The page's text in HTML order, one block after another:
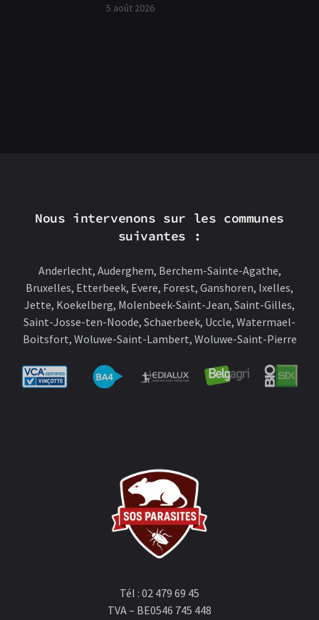
5 août 2026
Nous intervenons sur les communes
suivantes :
Anderlecht, Auderghem, Berchem-Sainte-Agathe,
Bruxelles, Etterbeek, Evere, Forest, Ganshoren, Ixelles,
Jette, Koekelberg, Molenbeek-Saint-Jean, Saint-Gilles,
Saint-Josse-ten-Noode, Schaerbeek, Uccle, Watermael-
Boitsfort, Woluwe-Saint-Lambert, Woluwe-Saint-Pierre
Tél : 02 479 69 45
TVA – BE0546 745 448